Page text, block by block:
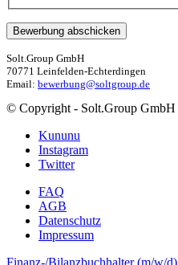
Solt.Group GmbH
70771 Leinfelden-Echterdingen
Email: bewerbung@soltgroup.de
© Copyright - Solt.Group GmbH
Kununu
Instagram
Twitter
FAQ
AGB
Datenschutz
Impressum
Finanz-/Bilanzbuchhalter (m/w/d)